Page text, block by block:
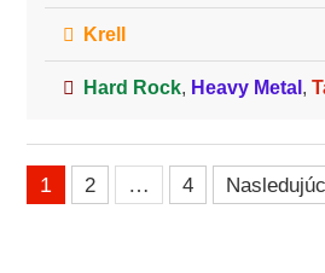
Krell
Hard Rock, Heavy Metal ,
Stránkovanie
príspevkov
1 2 … 4